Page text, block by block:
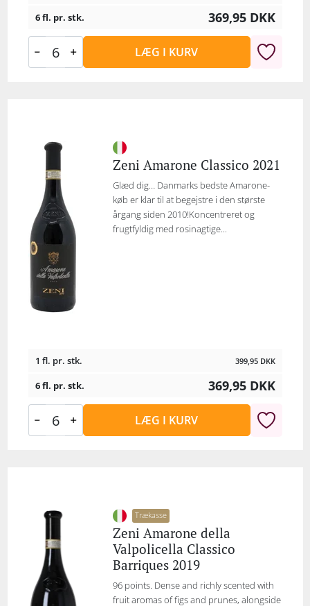
6 fl. pr. stk. 369,95 DKK
LÆG I KURV
Zeni Amarone Classico 2021
Glæd dig… Danmarks bedste Amarone-
køb er klar til at begejstre i den største
årgang siden 2010!Koncentreret og
frugtfyldig med rosinagtige...
1 fl. pr. stk. 399,95 DKK
6 fl. pr. stk. 369,95 DKK
LÆG I KURV
Trækasse
Zeni Amarone della
Valpolicella Classico
Barriques 2019
96 points. Dense and richly scented with
fruit aromas of figs and prunes, alongside